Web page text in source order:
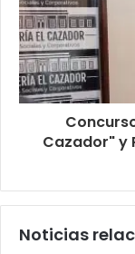
Cazador" y
Noticias